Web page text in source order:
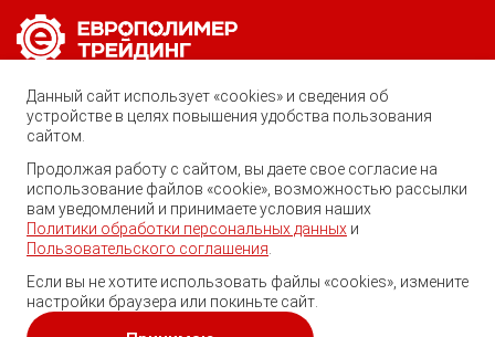
Георгий
Здравствуйте! Готов помочь
Вам. Напишите мне, если у
Вас появятся вопросы.
Позвоните нам по любому вопросу:
8 (800) 222-40-61
Ростов-на-Дону, ул. Вавилова, 59
trade@ep-group.ru
© 2010-2024. Европолимер-Трейдинг.
Все права защищены.
Данный сайт использует «cookies» и сведения об
устройстве в целях повышения удобства пользования
сайтом.
Продолжая работу с сайтом, вы даете свое согласие на
использование файлов «cookie», возможностью рассылки
вам уведомлений и принимаете условия наших
Политики обработки персональных данных и
Пользовательского соглашения
Если вы не хотите использовать файлы «cookies», измените
настройки браузера или покиньте сайт.